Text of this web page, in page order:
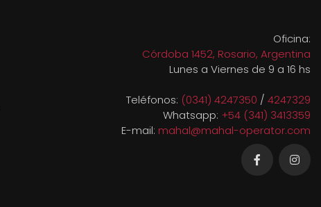
Oficina:
Córdoba 1452, Rosario, Argentina
Lunes a Viernes de 9 a 16 hs
Teléfonos: (0341) 4247350 / 4247329
Whatsapp: +54 (341) 3413359
E-mail: mahal@mahal-operator.com